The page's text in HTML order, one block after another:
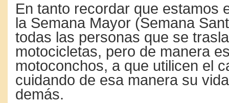
En tanto recordar que estamos
la Semana Mayor (Semana
todas las personas que se
motocicletas, pero de manera
motoconchos, a que utilicen el
cuidando de esa manera su
demás.